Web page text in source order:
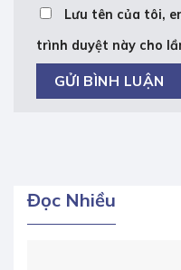
Lưu tên của tôi,
trình duyệt này cho
Đọc Nhiều